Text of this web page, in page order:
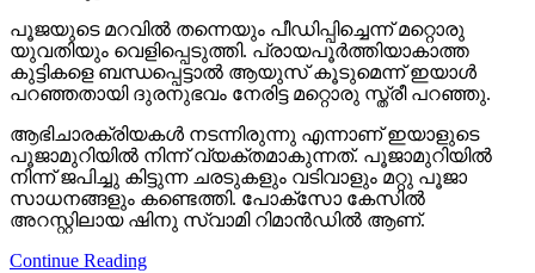
പൂജയുടെ മറവിൽ തന്നെയും പീഡിപ്പിച്ചെന്ന് മറ്റൊരു
യുവതിയും വെളിപ്പെടുത്തി. പ്രായപൂർത്തിയാകാത്ത
കുട്ടികളെ ബന്ധപ്പെട്ടാൽ ആയുസ് കൂടുമെന്ന് ഇയാൾ
പറഞ്ഞതായി ദുരനുഭവം നേരിട്ട മറ്റൊരു സ്ത്രീ പറഞ്ഞു.
ആഭിചാരക്രിയകൾ നടന്നിരുന്നു എന്നാണ് ഇയാളുടെ
പൂജാമുറിയിൽ നിന്ന് വ്യക്തമാകുന്നത്. പൂജാമുറിയിൽ
നിന്ന് ജപിച്ചു കിട്ടുന്ന ചരടുകളും വടിവാളും മറ്റു പൂജാ
സാധനങ്ങളും കണ്ടെത്തി. പോക്സോ കേസിൽ
അറസ്റ്റിലായ ഷിനു സ്വാമി റിമാൻഡിൽ ആണ്.
Continue Reading